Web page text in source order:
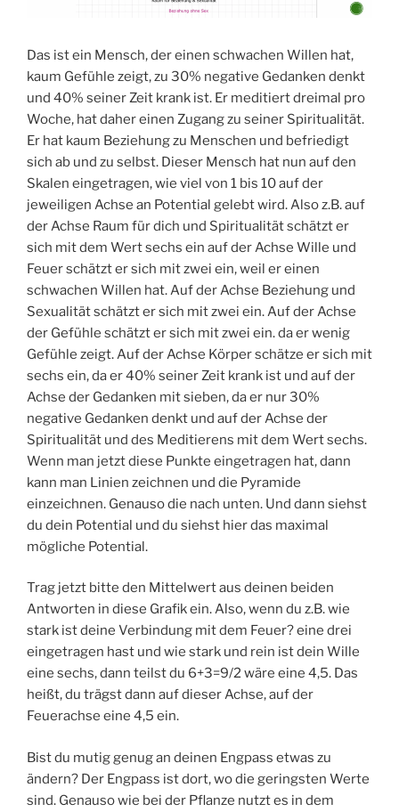
Das ist ein Mensch, der einen schwachen Willen hat,
kaum Gefühle zeigt, zu 30% negative Gedanken denkt
und 40% seiner Zeit krank ist. Er meditiert dreimal pro
Woche, hat daher einen Zugang zu seiner Spiritualität.
Er hat kaum Beziehung zu Menschen und befriedigt
sich ab und zu selbst. Dieser Mensch hat nun auf den
Skalen eingetragen, wie viel von 1 bis 10 auf der
jeweiligen Achse an Potential gelebt wird. Also z.B. auf
der Achse Raum für dich und Spiritualität schätzt er
sich mit dem Wert sechs ein auf der Achse Wille und
Feuer schätzt er sich mit zwei ein, weil er einen
schwachen Willen hat. Auf der Achse Beziehung und
Sexualität schätzt er sich mit zwei ein. Auf der Achse
der Gefühle schätzt er sich mit zwei ein. da er wenig
Gefühle zeigt. Auf der Achse Körper schätze er sich mit
sechs ein, da er 40% seiner Zeit krank ist und auf der
Achse der Gedanken mit sieben, da er nur 30%
negative Gedanken denkt und auf der Achse der
Spiritualität und des Meditierens mit dem Wert sechs.
Wenn man jetzt diese Punkte eingetragen hat, dann
kann man Linien zeichnen und die Pyramide
einzeichnen. Genauso die nach unten. Und dann siehst
du dein Potential und du siehst hier das maximal
mögliche Potential.
Trag jetzt bitte den Mittelwert aus deinen beiden
Antworten in diese Grafik ein. Also, wenn du z.B. wie
stark ist deine Verbindung mit dem Feuer? eine drei
eingetragen hast und wie stark und rein ist dein Wille
eine sechs, dann teilst du 6+3=9/2 wäre eine 4,5. Das
heißt, du trägst dann auf dieser Achse, auf der
Feuerachse eine 4,5 ein.
Bist du mutig genug an deinen Engpass etwas zu
ändern? Der Engpass ist dort, wo die geringsten Werte
sind. Genauso wie bei der Pflanze nutzt es in dem